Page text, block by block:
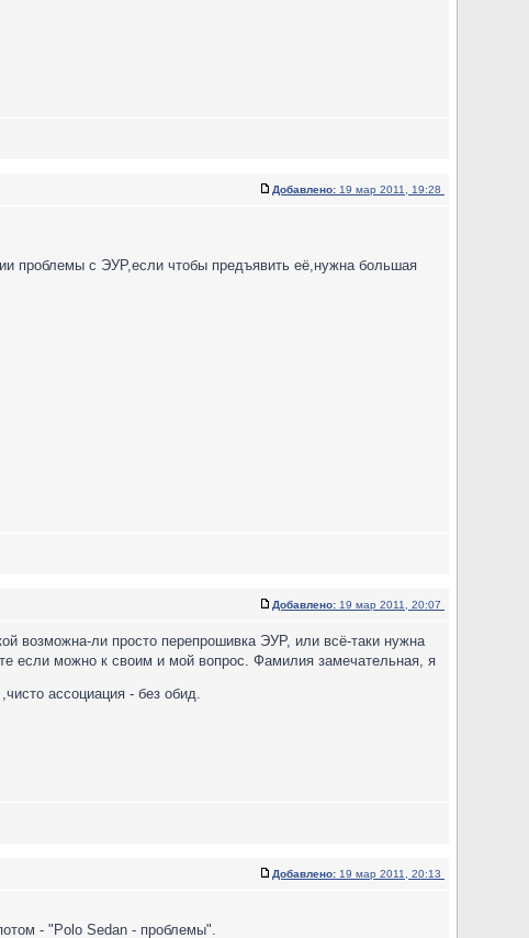
Добавлено: 19 мар 2011, 19:28
проблемы с ЭУР,если чтобы предъявить её,нужна большая
Добавлено: 19 мар 2011, 20:07
возможна-ли просто перепрошивка ЭУР, или всё-таки нужна
если можно к своим и мой вопрос. Фамилия замечательная, я
,чисто ассоциация - без обид.
Добавлено: 19 мар 2011, 20:13
- "Polo Sedan - проблемы".